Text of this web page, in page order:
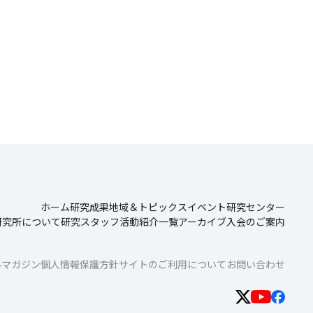
ホーム研究成果地域＆トピックスイベント研究センター
所について研究スタッフ活動紹介一覧アーカイブ入会のご案内
ガジン個人情報保護方針サイトのご利用について お問い合わせ